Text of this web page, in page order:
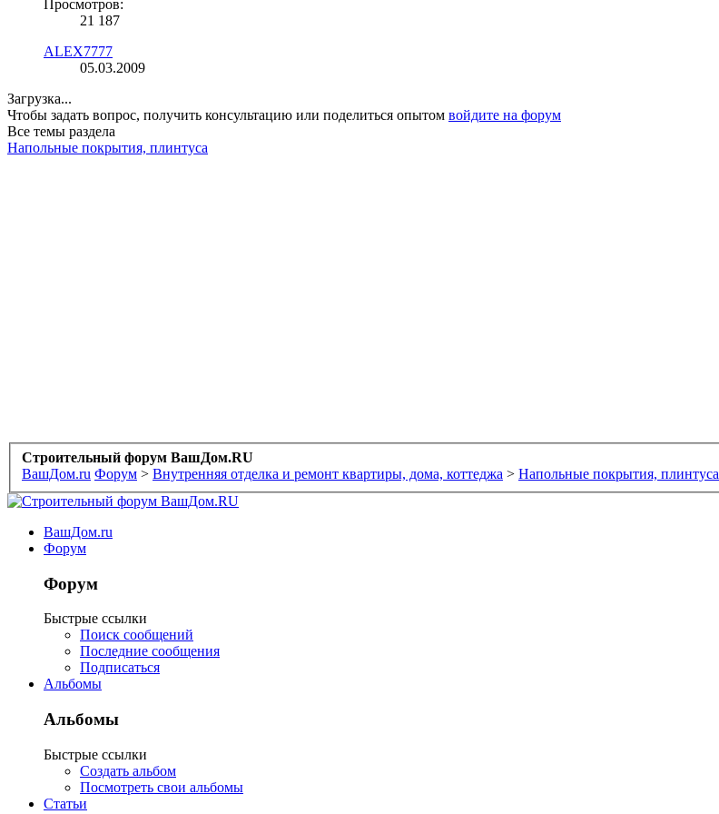
Просмотров:
21 187
ALEX7777
05.03.2009
Загрузка...
Чтобы задать вопрос, получить консультацию или поделиться опытом войдите на форум
Все темы раздела
Напольные покрытия, плинтуса
Строительный форум ВашДом.RU
ВашДом.ru Форум > Внутренняя отделка и ремонт квартиры, дома, коттеджа > Напольные покрытия, плинтуса
ВашДом.ru
Форум
Форум
Быстрые ссылки
Поиск сообщений
Последние сообщения
Подписаться
Альбомы
Альбомы
Быстрые ссылки
Создать альбом
Посмотреть свои альбомы
Статьи